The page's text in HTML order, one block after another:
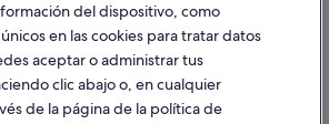
del dispositivo, como
en las cookies para tratar datos
aceptar o administrar tus
clic abajo o, en cualquier
de la página de la política de